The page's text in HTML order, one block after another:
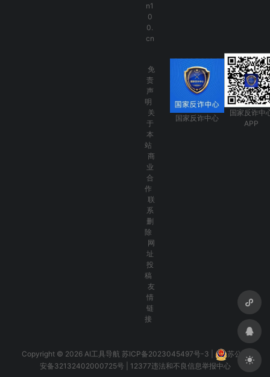
n1
0
0.
cn
免
责
声
明
关
于
本
站
商
业
合
作
联
系
删
除
网
址
投
稿
友
情
链
接
国家反诈中心
国家反诈中
APP
Copyright © 2026 AI工具导航 苏ICP备2023045497号-3
苏公网
安备32132402000725号| 12377违法和不良信息举报中心